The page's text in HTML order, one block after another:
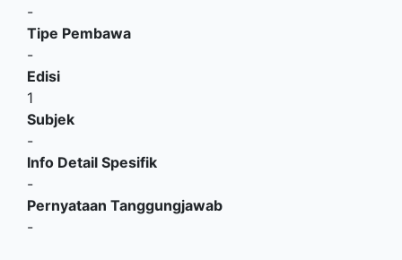
-
Tipe Pembawa
-
Edisi
1
Subjek
-
Info Detail Spesifik
-
Pernyataan Tanggungjawab
-